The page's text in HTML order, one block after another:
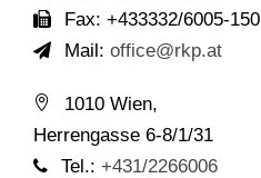
Fax: +433332/6005-150
Mail: office@rkp.at
1010 Wien,
Herrengasse 6-8/1/31
Tel.: +431/2266006